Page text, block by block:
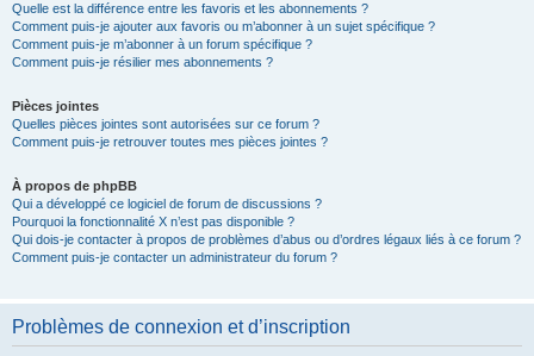
Quelle est la différence entre les favoris et les abonnements ?
Comment puis-je ajouter aux favoris ou m’abonner à un sujet spécifique ?
Comment puis-je m’abonner à un forum spécifique ?
Comment puis-je résilier mes abonnements ?
Pièces jointes
Quelles pièces jointes sont autorisées sur ce forum ?
Comment puis-je retrouver toutes mes pièces jointes ?
À propos de phpBB
Qui a développé ce logiciel de forum de discussions ?
Pourquoi la fonctionnalité X n’est pas disponible ?
Qui dois-je contacter à propos de problèmes d’abus ou d’ordres légaux liés à ce forum ?
Comment puis-je contacter un administrateur du forum ?
Problèmes de connexion et d’inscription